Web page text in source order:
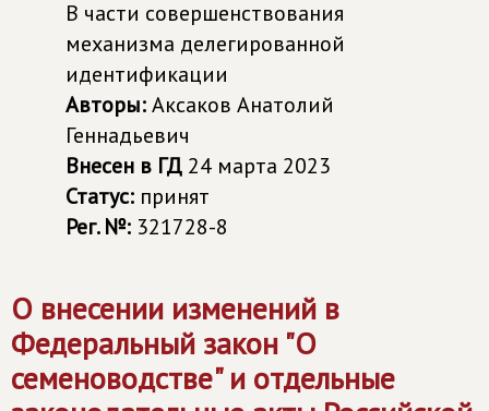
В части совершенствования
механизма делегированной
идентификации
Авторы:Аксаков Анатолий
Геннадьевич
Внесен в ГД 24 марта 2023
Статус: принят
Рег. №: 321728-8
О внесении изменений в
Федеральный закон "О
семеноводстве" и отдельные